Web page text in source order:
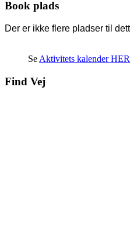
Book plads
Der er ikke flere pladser til
Se Aktivitets kalender HER
Find Vej